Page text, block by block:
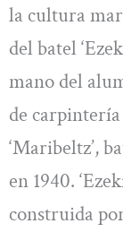
la cultura
del batel
mano del
de
‘Maribeltz’,
en 1940.
construida